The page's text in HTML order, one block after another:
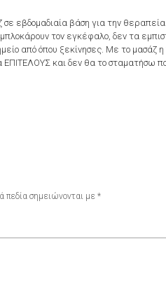
σε εβδομαδιαία βάση για την
τον εγκέφαλο, δεν τα
από όπου ξεκίνησες. Με το μασάζ η
και δεν θα το σταματήσω
πεδία σημειώνονται με*